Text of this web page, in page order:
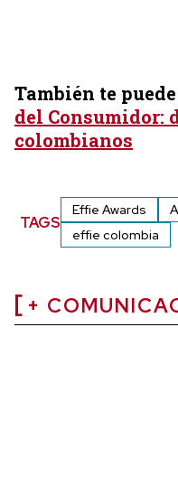
También te
del Consumidor:
colombianos
TAGS
Effie Awards
effie colombia
+